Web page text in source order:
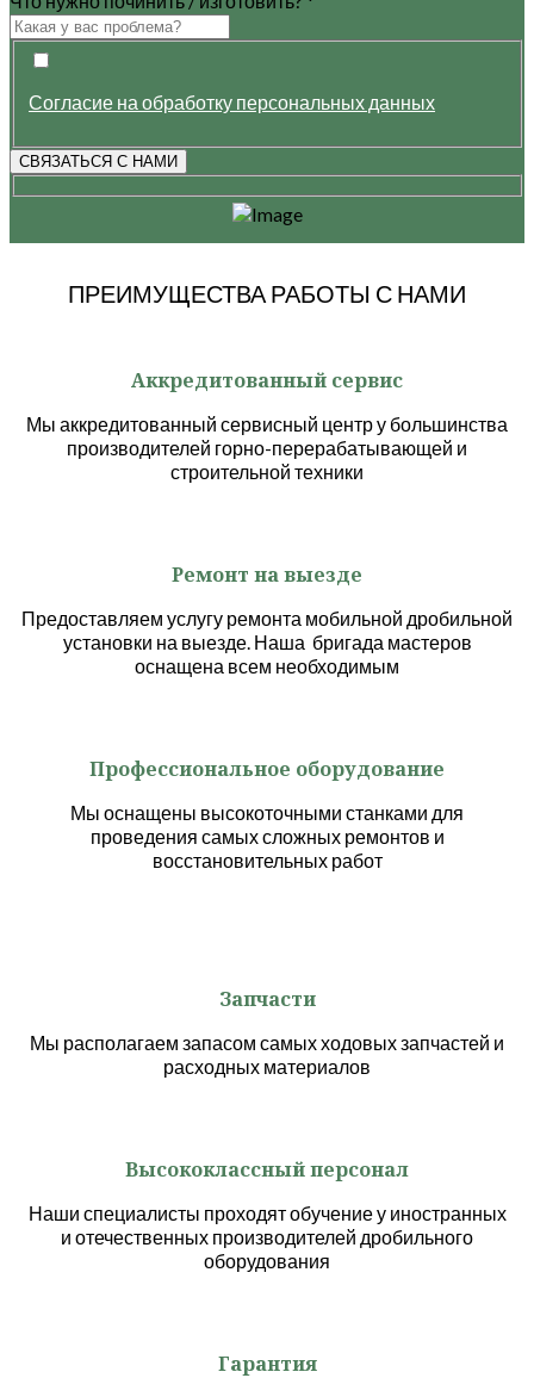
Согласие на обработку персональных данных
СВЯЗАТЬСЯ С НАМИ
ПРЕИМУЩЕСТВА РАБОТЫ С НАМИ
Аккредитованный сервис
Мы аккредитованный сервисный центр у большинства
производителей горно-перерабатывающей и
строительной техники
Ремонт на выезде
Предоставляем услугу ремонта мобильной дробильной
установки на выезде. Наша бригада мастеров
оснащена всем необходимым
Профессиональное оборудование
Мы оснащены высокоточными станками для
проведения самых сложных ремонтов и
восстановительных работ
Запчасти
Мы располагаем запасом самых ходовых запчастей и
расходных материалов
Высококлассный персонал
Наши специалисты проходят обучение у иностранных
и отечественных производителей дробильного
оборудования
Гарантия